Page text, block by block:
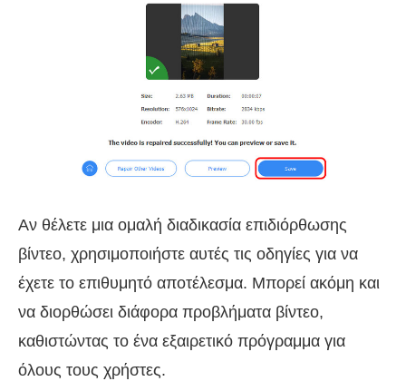
Αν θέλετε μια ομαλή διαδικασία επιδιόρθωσης
βίντεο, χρησιμοποιήστε αυτές τις οδηγίες για να
έχετε το επιθυμητό αποτέλεσμα. Μπορεί ακόμη και
να διορθώσει διάφορα προβλήματα βίντεο,
καθιστώντας το ένα εξαιρετικό πρόγραμμα για
όλους τους χρήστες.